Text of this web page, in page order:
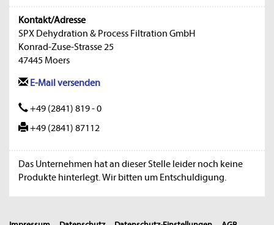
Kontakt/Adresse
SPX Dehydration & Process Filtration GmbH
Konrad-Zuse-Strasse 25
47445 Moers
E-Mail versenden
+49 (2841) 819 - 0
+49 (2841) 87112
Das Unternehmen hat an dieser Stelle leider noch keine
Produkte hinterlegt. Wir bitten um Entschuldigung.